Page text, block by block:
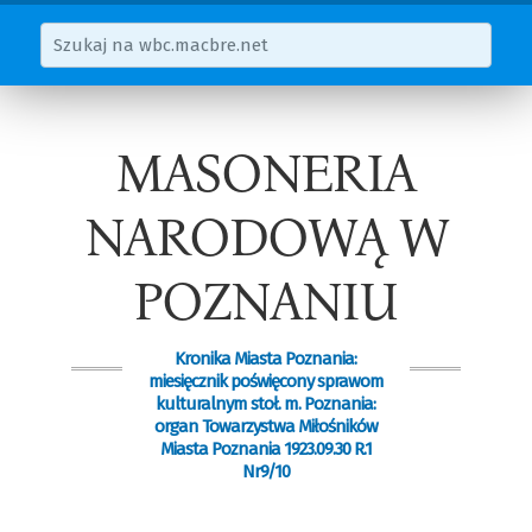
MASONERIA
NARODOWĄ W
POZNANIU
Kronika Miasta Poznania:
miesięcznik poświęcony sprawom
kulturalnym stoł. m. Poznania:
organ Towarzystwa Miłośników
Miasta Poznania 1923.09.30 R.1
Nr9/10